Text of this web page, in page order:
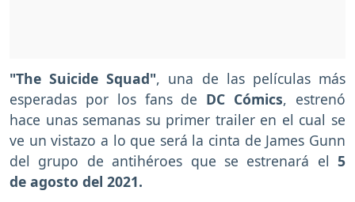
"The Suicide Squad", una de las películas más
esperadas por los fans de DC Cómics, estrenó
hace unas semanas su primer trailer en el cual se
ve un vistazo a lo que será la cinta de James Gunn
del grupo de antihéroes que se estrenará el 5
de agosto del 2021.